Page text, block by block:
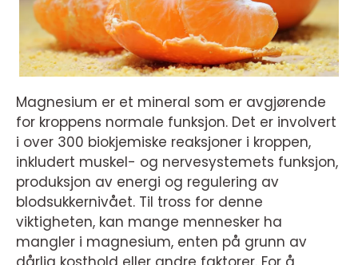
Magnesium er et mineral som er avgjørende
for kroppens normale funksjon. Det er involvert
i over 300 biokjemiske reaksjoner i kroppen,
inkludert muskel- og nervesystemets funksjon,
produksjon av energi og regulering av
blodsukkernivået. Til tross for denne
viktigheten, kan mange mennesker ha
mangler i magnesium, enten på grunn av